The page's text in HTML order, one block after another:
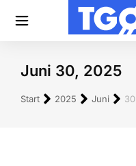
Juni 30, 2025
Sie befinden sich hier:
Start 2025 Juni 30